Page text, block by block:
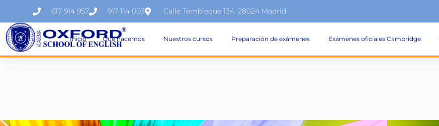
617 914 957 917 114 003 Calle Tembleque 134, 28024 Madrid
Inicio Qué hacemos Nuestros cursos Preparación de exámenes Exámenes oficiales Cambridge